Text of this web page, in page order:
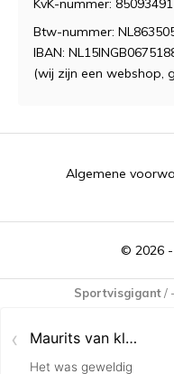
KvK-nummer: 85093491
Btw-nummer:
IBAN:
(wij zijn een webshop,
© 2026 -
Algemene
Sportvisgigant/ -